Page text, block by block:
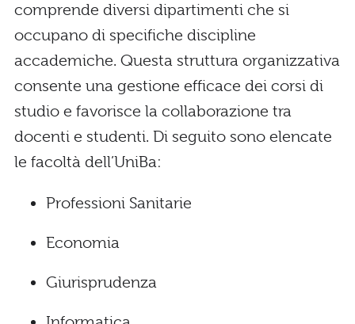
comprende diversi dipartimenti che si
occupano di specifiche discipline
accademiche. Questa struttura organizzativa
consente una gestione efficace dei corsi di
studio e favorisce la collaborazione tra
docenti e studenti. Di seguito sono elencate
le facoltà dell’UniBa:
Professioni Sanitarie
Economia
Giurisprudenza